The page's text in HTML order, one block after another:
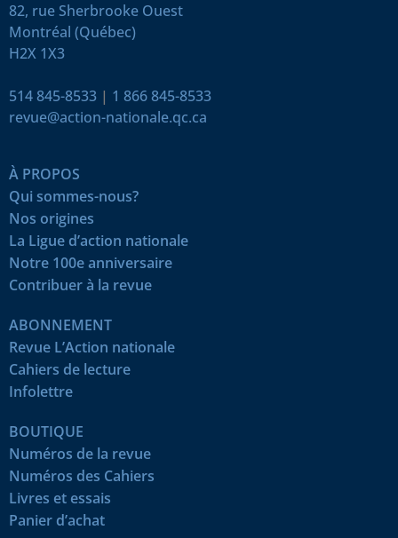
82, rue Sherbrooke Ouest
Montréal (Québec)
H2X 1X3
514 845-8533 | 1 866 845-8533
revue@action-nationale.qc.ca
À PROPOS
Qui sommes-nous?
Nos origines
La Ligue d’action nationale
Notre 100e anniversaire
Contribuer à la revue
ABONNEMENT
Revue L’Action nationale
Cahiers de lecture
Infolettre
BOUTIQUE
Numéros de la revue
Numéros des Cahiers
Livres et essais
Panier d’achat